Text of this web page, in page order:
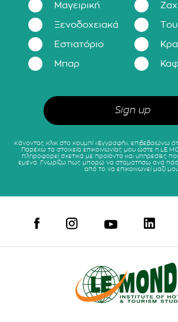
Μαγειρική
Ξενοδοχειακά
Εστιατόριο
Μπαρ
Κάνοντας κλικ στο κουμπί «Εγγραφή», επιβεβαιώνω
Παρέχω τα στοιχεία επικοινωνίας μου ώστε η LE
πληροφορεί σχετικά με προϊόντα και υπηρεσίες
εμένα. Γνωρίζω πως μπορώ να σταματήσω ανά πάσα
από το να επικοινωνεί μαζί